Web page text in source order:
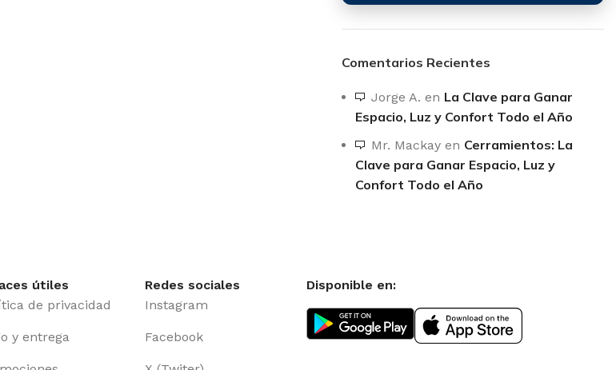
Comentarios Recientes
Jorge A. en La Clave para Ganar
Espacio, Luz y Confort Todo el Año
Mr. Mackayen Cerramientos: La
Clave para Ganar Espacio, Luz y
Confort Todo el Año
útiles
de privacidad
y entrega
Redes sociales
Instagram
Facebook
Disponible en: